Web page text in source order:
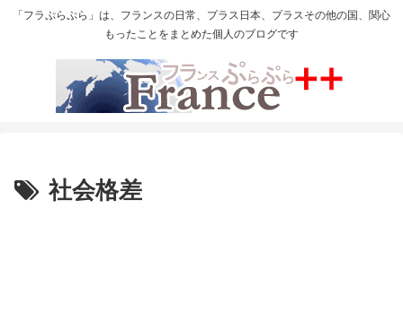
「フラぷらぷら」は、フランスの日常、プラス日本、プラスその他の国、関心
もったことをまとめた個人のブログです
社会格差